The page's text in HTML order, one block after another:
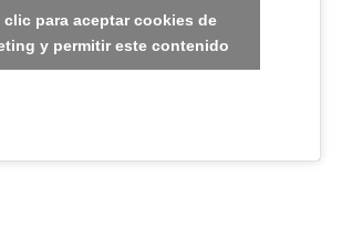
clic para aceptar cookies de
y permitir este contenido